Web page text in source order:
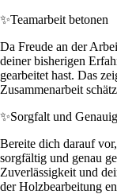
✨Teamarbeit betonen
Da Freude an der
deiner bisherigen
gearbeitet hast. Das
Zusammenarbeit
✨Sorgfalt und
Bereite dich darauf
sorgfältig und genau
Zuverlässigkeit und
der Holzbearbeitung